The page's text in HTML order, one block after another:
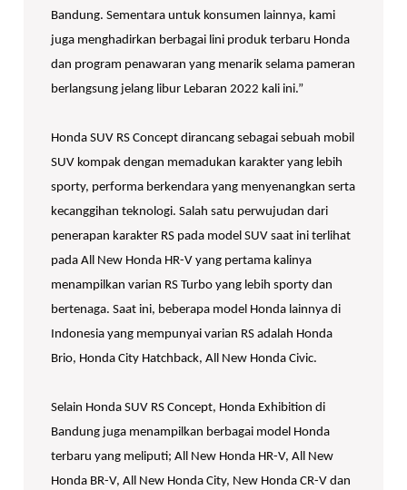
Bandung. Sementara untuk konsumen lainnya, kami
juga menghadirkan berbagai lini produk terbaru Honda
dan program penawaran yang menarik selama pameran
berlangsung jelang libur Lebaran 2022 kali ini.”
Honda SUV RS Concept dirancang sebagai sebuah mobil
SUV kompak dengan memadukan karakter yang lebih
sporty, performa berkendara yang menyenangkan serta
kecanggihan teknologi. Salah satu perwujudan dari
penerapan karakter RS pada model SUV saat ini terlihat
pada All New Honda HR-V yang pertama kalinya
menampilkan varian RS Turbo yang lebih sporty dan
bertenaga. Saat ini, beberapa model Honda lainnya di
Indonesia yang mempunyai varian RS adalah Honda
Brio, Honda City Hatchback, All New Honda Civic.
Selain Honda SUV RS Concept, Honda Exhibition di
Bandung juga menampilkan berbagai model Honda
terbaru yang meliputi; All New Honda HR-V, All New
Honda BR-V, All New Honda City, New Honda CR-V dan